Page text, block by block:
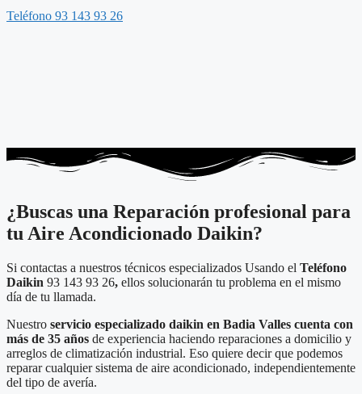
Teléfono 93 143 93 26
¿Buscas una Reparación profesional para
tu Aire Acondicionado Daikin?
Si contactas a nuestros técnicos especializados Usando el Teléfono
Daikin 93 143 93 26, ellos solucionarán tu problema en el mismo
día de tu llamada.
Nuestro servicio especializado daikin en Badia Valles cuenta con
más de 35 años de experiencia haciendo reparaciones a domicilio y
arreglos de climatización industrial. Eso quiere decir que podemos
reparar cualquier sistema de aire acondicionado, independientemente
del tipo de avería.